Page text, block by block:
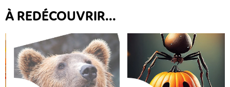
À REDÉCOUVRIR...